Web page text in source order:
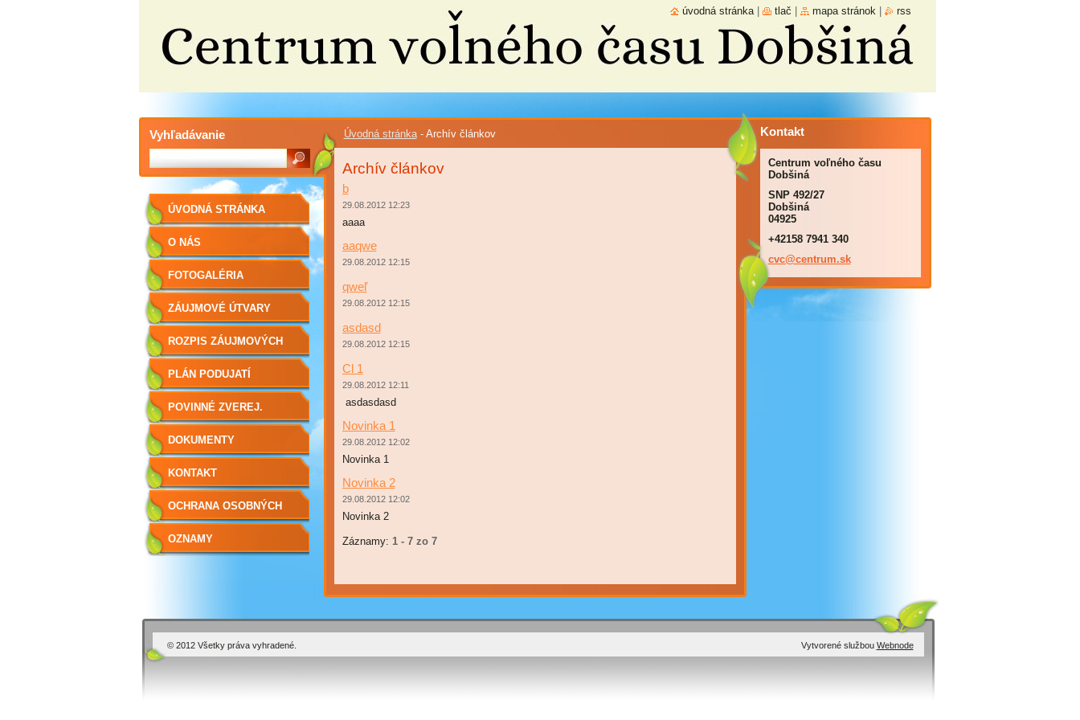
Úvodná stránka - Archív článkov
Archív článkov
b
29.08.2012 12:23
aaaa
aaqwe
29.08.2012 12:15
qweľ
29.08.2012 12:15
asdasd
29.08.2012 12:15
Cl 1
29.08.2012 12:11
asdasdasd
Novinka 1
29.08.2012 12:02
Novinka 1
Novinka 2
29.08.2012 12:02
Novinka 2
Záznamy: 1 - 7 zo 7
ÚVODNÁ STRÁNKA
O NÁS
FOTOGALÉRIA
ZÁUJMOVÉ ÚTVARY
ROZPIS ZÁUJMOVÝCH
ÚTVAROV
PLÁN PODUJATÍ
POVINNÉ ZVEREJ.
DOKUMENTY
KONTAKT
OCHRANA OSOBNÝCH
ÚDAJOV
OZNAMY
Kontakt
Centrum voľného času
Dobšiná
SNP 492/27
Dobšiná
04925
+42158 7941 340
cvc@centrum.sk
Vyhľadávanie
úvodná stránka tlač mapa stránok rss
© 2012 Všetky práva vyhradené. Vytvorené službou Webnode